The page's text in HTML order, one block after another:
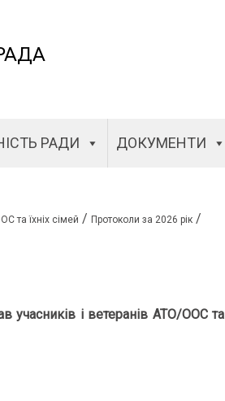
РАДИ ДОКУМЕНТИ
та їхніх сімей / Протоколи за 2026 рік /
учасників і ветеранів АТО/ООС та